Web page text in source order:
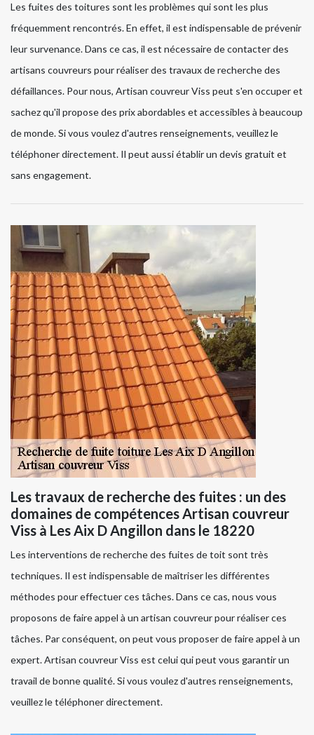
Les fuites des toitures sont les problèmes qui sont les plus
fréquemment rencontrés. En effet, il est indispensable de prévenir
leur survenance. Dans ce cas, il est nécessaire de contacter des
artisans couvreurs pour réaliser des travaux de recherche des
défaillances. Pour nous, Artisan couvreur Viss peut s'en occuper et
sachez qu'il propose des prix abordables et accessibles à beaucoup
de monde. Si vous voulez d'autres renseignements, veuillez le
téléphoner directement. Il peut aussi établir un devis gratuit et
sans engagement.
Les travaux de recherche des fuites : un des
domaines de compétences Artisan couvreur
Viss à Les Aix D Angillon dans le 18220
Les interventions de recherche des fuites de toit sont très
techniques. Il est indispensable de maîtriser les différentes
méthodes pour effectuer ces tâches. Dans ce cas, nous vous
proposons de faire appel à un artisan couvreur pour réaliser ces
tâches. Par conséquent, on peut vous proposer de faire appel à un
expert. Artisan couvreur Viss est celui qui peut vous garantir un
travail de bonne qualité. Si vous voulez d'autres renseignements,
veuillez le téléphoner directement.